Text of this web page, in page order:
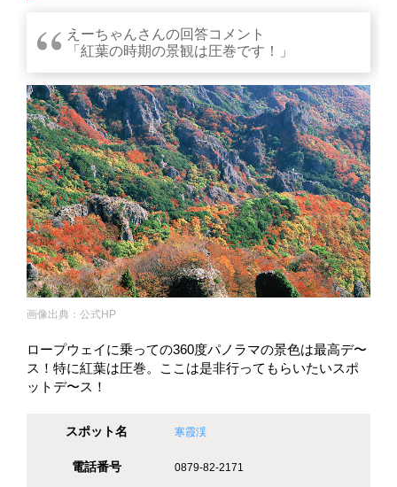
えーちゃんさんの回答コメント
「紅葉の時期の景観は圧巻です！」
画像出典：公式HP
ロープウェイに乗っての360度パノラマの景色は最高デ〜
ス！特に紅葉は圧巻。ここは是非行ってもらいたいスポ
ットデ〜ス！
スポット名 寒霞渓
電話番号 0879-82-2171